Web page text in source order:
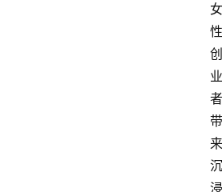
女
性
创
业
者
带
来
沉
浸